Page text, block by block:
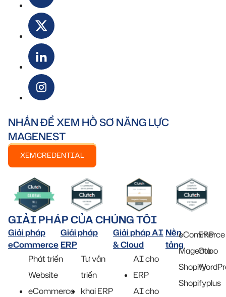
NHẤN ĐỂ XEM HỒ SƠ NĂNG LỰC
MAGENEST
XEM CREDENTIAL
GIẢI PHÁP CỦA CHÚNG TÔI
Giải pháp
eCommerce
Phát triển
Website
eCommerce
Giải pháp
ERP
Tư vấn
triển
khai ERP
Giải pháp AI
& Cloud
AI cho
ERP
AI cho
Nền
tảng
eCommerce
Magento
Shopify
Shopifyplus
ERP
Odoo